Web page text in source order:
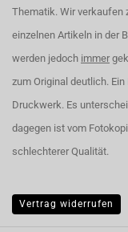
Thematik. Wir verkaufen
einzelnen Artikeln in der
werden jedoch immer
zum Original deutlich.
Druckwerk. Es
dagegen ist vom
schlechterer Qualität.
Vertrag widerrufen